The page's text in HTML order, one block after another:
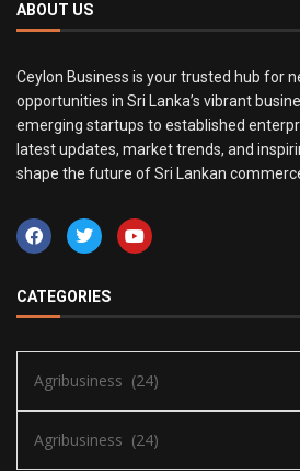
ABOUT US
Ceylon Business is your trusted hub for
opportunities in Sri Lanka’s vibrant
emerging startups to established
latest updates, market trends, and
shape the future of Sri Lankan
CATEGORIES